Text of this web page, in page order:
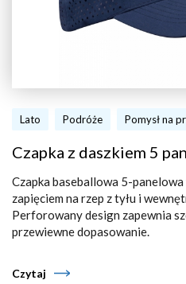
Lato Podróże Pomysł na
Czapka z daszkiem 5
Czapka baseballowa 5-
zapięciem na rzep z tyłu i
Perforowany design zapewnia
przewiewne dopasowanie.
Czytaj